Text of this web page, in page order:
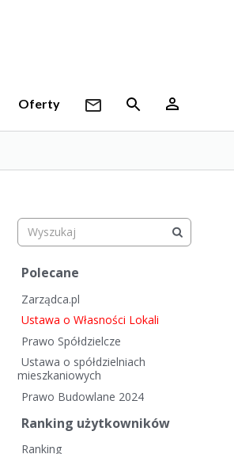
Oferty
S
y
b
k
e
n
k
Polecane
Zarządca.pl
Ustawa o Własności Lokali
Prawo Spółdzielcze
Ustawa o spółdzielniach
mieszkaniowych
Prawo Budowlane 2024
Ranking użytkowników
Ranking